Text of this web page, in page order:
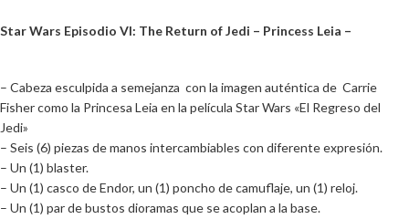
Star Wars Episodio VI: The Return of Jedi – Princess Leia –
– Cabeza esculpida a semejanza con la imagen auténtica de Carrie
Fisher como la Princesa Leia en la película Star Wars «El Regreso del
Jedi»
– Seis (6) piezas de manos intercambiables con diferente expresión.
– Un (1) blaster.
– Un (1) casco de Endor, un (1) poncho de camuflaje, un (1) reloj.
– Un (1) par de bustos dioramas que se acoplan a la base.